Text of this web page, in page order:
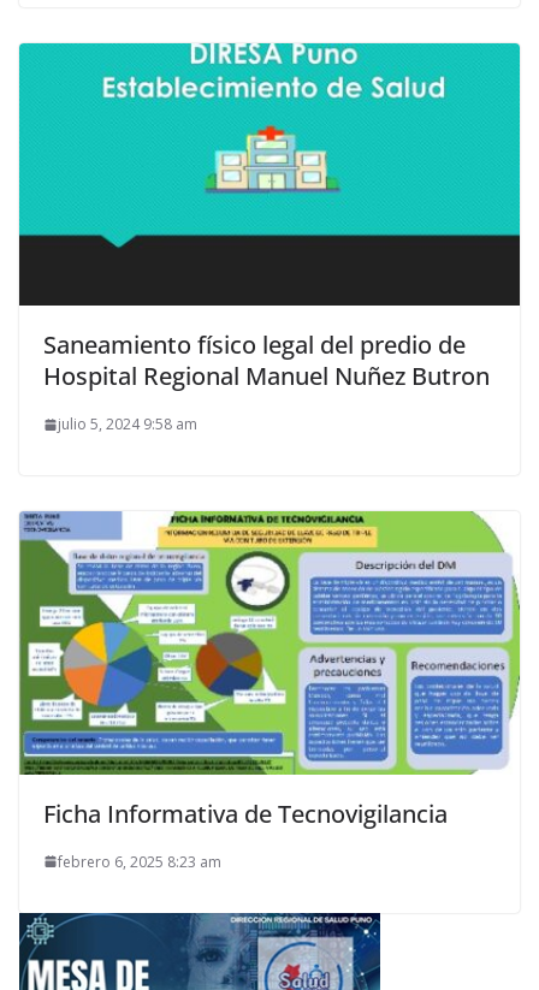
Saneamiento físico legal del predio de
Hospital Regional Manuel Nuñez Butron
julio 5, 2024 9:58 am
Ficha Informativa de Tecnovigilancia
febrero 6, 2025 8:23 am